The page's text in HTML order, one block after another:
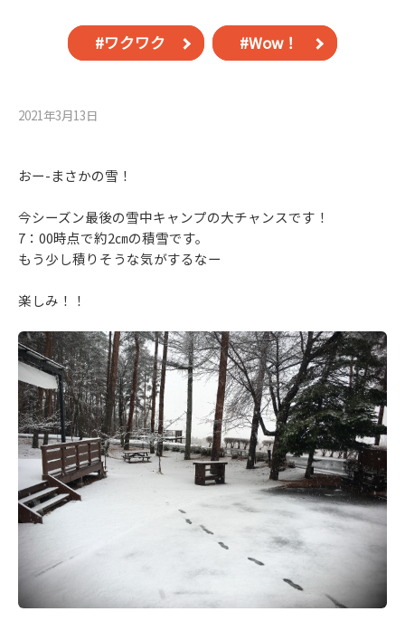
#ワクワク #Wow！
2021年3月13⽇
おー-まさかの雪！
今シーズン最後の雪中キャンプの大チャンスです！
7：00時点で約2㎝の積雪です。
もう少し積りそうな気がするなー
楽しみ！！